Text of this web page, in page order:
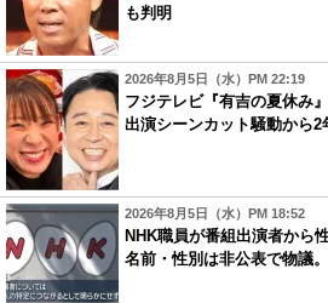
も判明
2026年8月5日（水）PM 22:19
フジテレビ『有吉の夏休み
出演シーンカット騒動から
2026年8月5日（水）PM 18:52
NHK職員が番組出演者から
名前・性別は非公表で物議